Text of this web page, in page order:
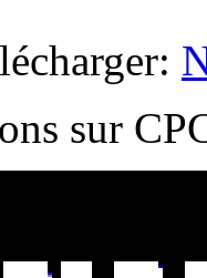
sur